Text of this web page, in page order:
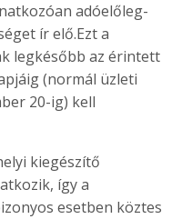
adóelőleg-
ír elő.Ezt a
legkésőbb az érintett
(normál üzleti
20-ig) kell
kiegészítő
így a
esetben köztes